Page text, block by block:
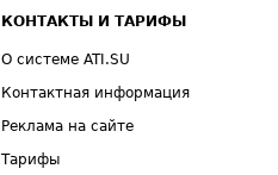
КОНТАКТЫ И ТАРИФЫ
О системе ATI.SU
Контактная информация
Реклама на сайте
Тарифы